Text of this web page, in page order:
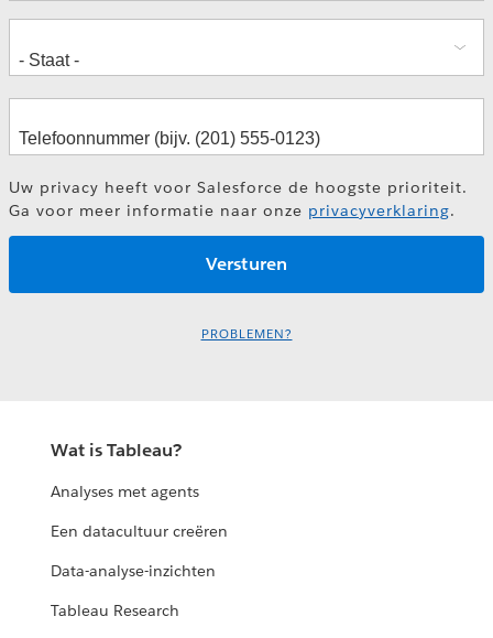
Uw privacy heeft voor Salesforce de hoogste prioriteit.
Ga voor meer informatie naar onze privacyverklaring.
PROBLEMEN?
Wat is Tableau?
Analyses met agents
Een datacultuur creëren
Data-analyse-inzichten
Tableau Research